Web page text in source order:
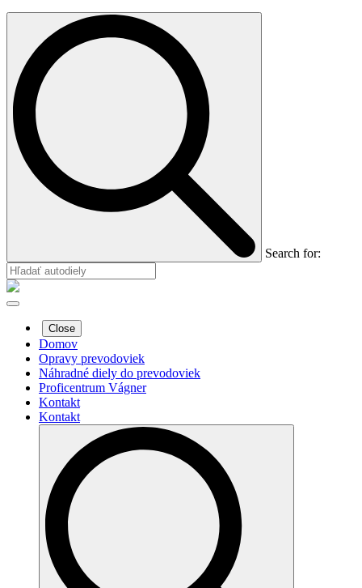
Search for:
Close
Domov
Opravy prevodoviek
Náhradné diely do prevodoviek
Proficentrum Vágner
Kontakt
Kontakt